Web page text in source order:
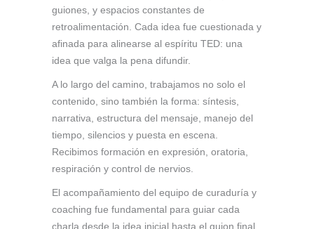
guiones, y espacios constantes de
retroalimentación. Cada idea fue cuestionada y
afinada para alinearse al espíritu TED: una
idea que valga la pena difundir.
A lo largo del camino, trabajamos no solo el
contenido, sino también la forma: síntesis,
narrativa, estructura del mensaje, manejo del
tiempo, silencios y puesta en escena.
Recibimos formación en expresión, oratoria,
respiración y control de nervios.
El acompañamiento del equipo de curaduría y
coaching fue fundamental para guiar cada
charla desde la idea inicial hasta el guion final.